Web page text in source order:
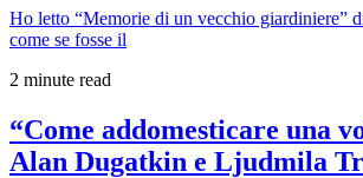
Ho letto “Memorie di un vecchio giardiniere”
come se fosse il
2 minute read
“Come addomesticare una
Alan Dugatkin e Ljudmila